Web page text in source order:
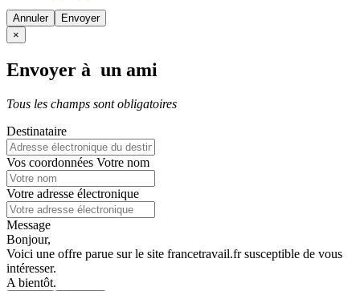
Annuler
×
Envoyer à un ami
Tous les champs sont obligatoires
Destinataire
Vos coordonnées Votre nom
Votre adresse électronique
Message
Bonjour,
Voici une offre parue sur le site francetravail.fr susceptible de vous
intéresser.
A bientôt.